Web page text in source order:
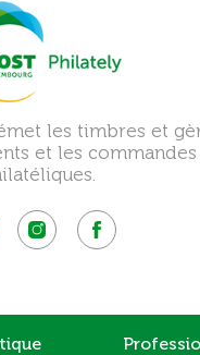
les timbres et
et les commandes